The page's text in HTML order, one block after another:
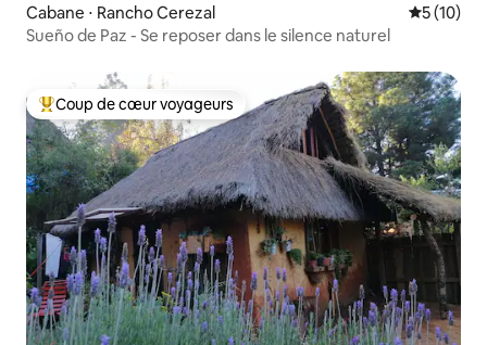
Cabane ⋅ Rancho Cerezal
5 (10)
Sueño de Paz - Se reposer dans le silence naturel
Coups de cœur voyageurs les plus appréciés
Coup de cœur voyageurs